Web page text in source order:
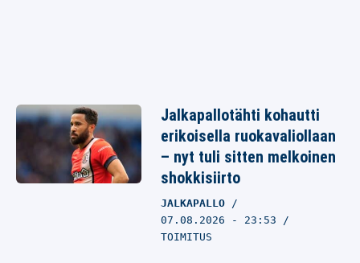
Jalkapallotähti kohautti
erikoisella ruokavaliollaan
– nyt tuli sitten melkoinen
shokkisiirto
JALKAPALLO
07.08.2026 - 23:53
TOIMITUS